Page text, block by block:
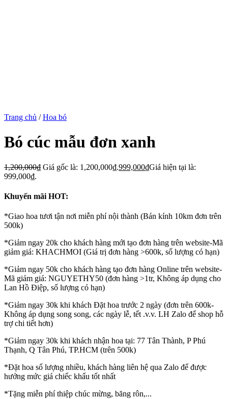
Trang chủ / Hoa bó
Bó cúc mẫu đơn xanh
1,200,000₫ Giá gốc là: 1,200,000₫.999,000₫Giá hiện tại là:
999,000₫.
Khuyến mãi HOT:
*Giao hoa tươi tận nơi miễn phí nội thành (Bán kính 10km đơn trên
500k)
*Giảm ngay 20k cho khách hàng mới tạo đơn hàng trên website-Mã
giảm giá: KHACHMOI (Giá trị đơn hàng >600k, số lượng có hạn)
*Giảm ngay 50k cho khách hàng tạo đơn hàng Online trên website-
Mã giảm giá: NGUYETHY50 (đơn hàng >1tr, Không áp dụng cho
Lan Hồ Điệp, số lượng có hạn)
*Giảm ngay 30k khi khách Đặt hoa trước 2 ngày (đơn trên 600k-
Không áp dụng song song, các ngày lễ, tết .v.v. LH Zalo để shop hỗ
trợ chi tiết hơn)
*Giảm ngay 30k khi khách nhận hoa tại: 77 Tân Thành, P Phú
Thạnh, Q Tân Phú, TP.HCM (trên 500k)
*Đặt hoa số lượng nhiều, khách hàng liên hệ qua Zalo để được
hưởng mức giá chiếc khấu tốt nhất
*Tặng miễn phí thiệp chúc mừng, băng rôn,...